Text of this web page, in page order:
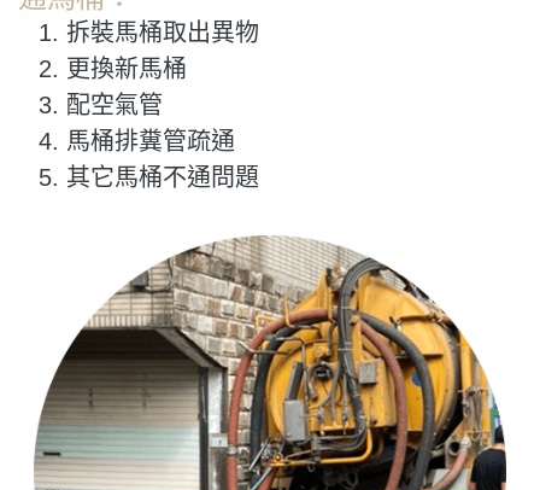
拆裝馬桶取出異物
更換新馬桶
配空氣管
馬桶排糞管疏通
其它馬桶不通問題